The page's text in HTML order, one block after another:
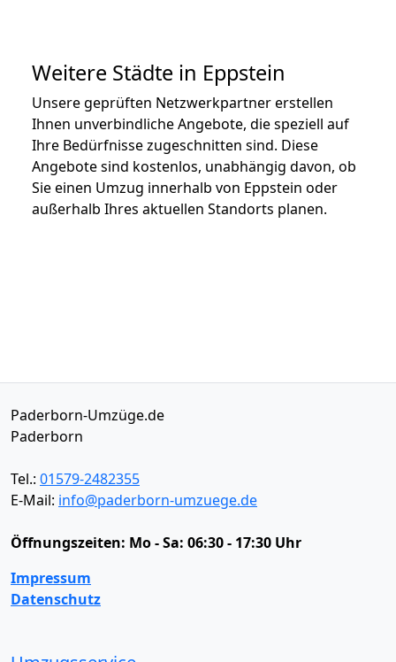
Weitere Städte in Eppstein
Unsere geprüften Netzwerkpartner erstellen
Ihnen unverbindliche Angebote, die speziell auf
Ihre Bedürfnisse zugeschnitten sind. Diese
Angebote sind kostenlos, unabhängig davon, ob
Sie einen Umzug innerhalb von Eppstein oder
außerhalb Ihres aktuellen Standorts planen.
Paderborn-Umzüge.de
Paderborn
Tel.: 01579-2482355
E-Mail: info@paderborn-umzuege.de
Öffnungszeiten: Mo - Sa: 06:30 - 17:30 Uhr
Impressum
Datenschutz